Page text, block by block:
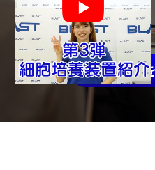
一覧